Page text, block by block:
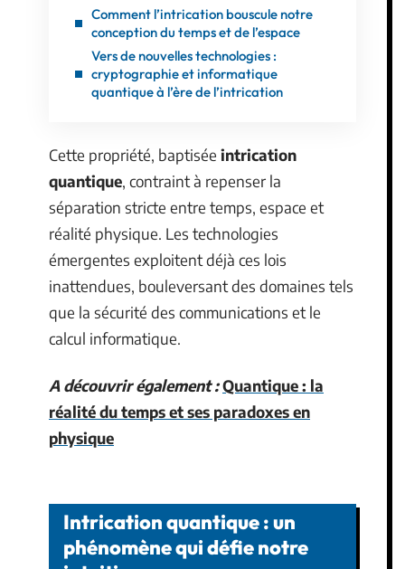
Comment l’intrication bouscule notre
conception du temps et de l’espace
Vers de nouvelles technologies :
cryptographie et informatique
quantique à l’ère de l’intrication
Cette propriété, baptisée intrication
quantique, contraint à repenser la
séparation stricte entre temps, espace et
réalité physique. Les technologies
émergentes exploitent déjà ces lois
inattendues, bouleversant des domaines tels
que la sécurité des communications et le
calcul informatique.
A découvrir également :Quantique : la
réalité du temps et ses paradoxes en
physique
Intrication quantique : un
phénomène qui défie notre